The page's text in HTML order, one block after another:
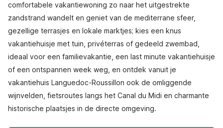
comfortabele vakantiewoning zo naar het uitgestrekte
zandstrand wandelt en geniet van de mediterrane sfeer,
gezellige terrasjes en lokale marktjes; kies een knus
vakantiehuisje met tuin, privéterras of gedeeld zwembad,
ideaal voor een familievakantie, een last minute vakantiehuisje
of een ontspannen week weg, en ontdek vanuit je
vakantiehuis Languedoc-Roussillon ook de omliggende
wijnvelden, fietsroutes langs het Canal du Midi en charmante
historische plaatsjes in de directe omgeving.